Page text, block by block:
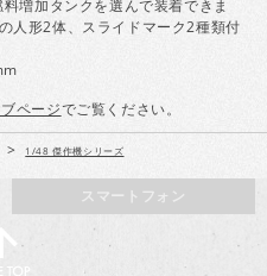
増加タンクを選んで装着できま
人形2体、スライドマーク2種類付
ページでご覧ください。
> 1/48 傑作機シリーズ
スマートフォン